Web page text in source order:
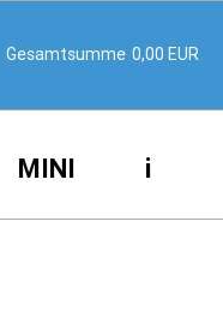
Gesamtsumme 0,00 EUR
MINI i